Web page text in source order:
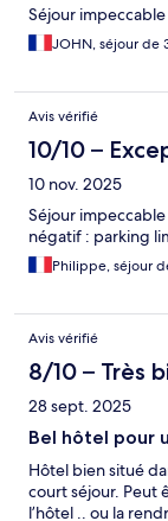
Séjour impeccable
JOHN, séjour de
Avis vérifié
10/10 –
10 nov. 2025
Séjour
négatif : parking
Philippe, séjour
Avis vérifié
8/10 – Très
28 sept. 2025
Bel hôtel pour
Hôtel bien situé
court séjour. Peut
l’hôtel .. ou la